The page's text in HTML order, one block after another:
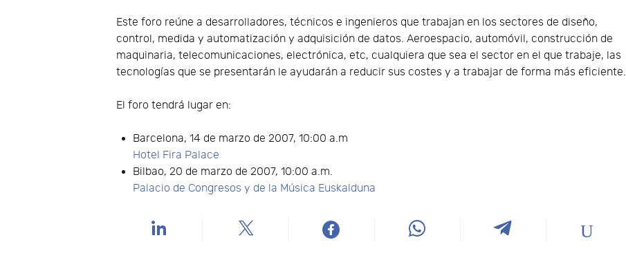
Este foro reúne a desarrolladores, técnicos e ingenieros que trabajan en los sectores de diseño,
control, medida y automatización y adquisición de datos. Aeroespacio, automóvil, construcción de
maquinaria, telecomunicaciones, electrónica, etc, cualquiera que sea el sector en el que trabaje, las
tecnologías que se presentarán le ayudarán a reducir sus costes y a trabajar de forma más eficiente.
El foro tendrá lugar en:
Barcelona, 14 de marzo de 2007, 10:00 a.m
Hotel Fira Palace
Bilbao, 20 de marzo de 2007, 10:00 a.m.
Palacio de Congresos y de la Música Euskalduna